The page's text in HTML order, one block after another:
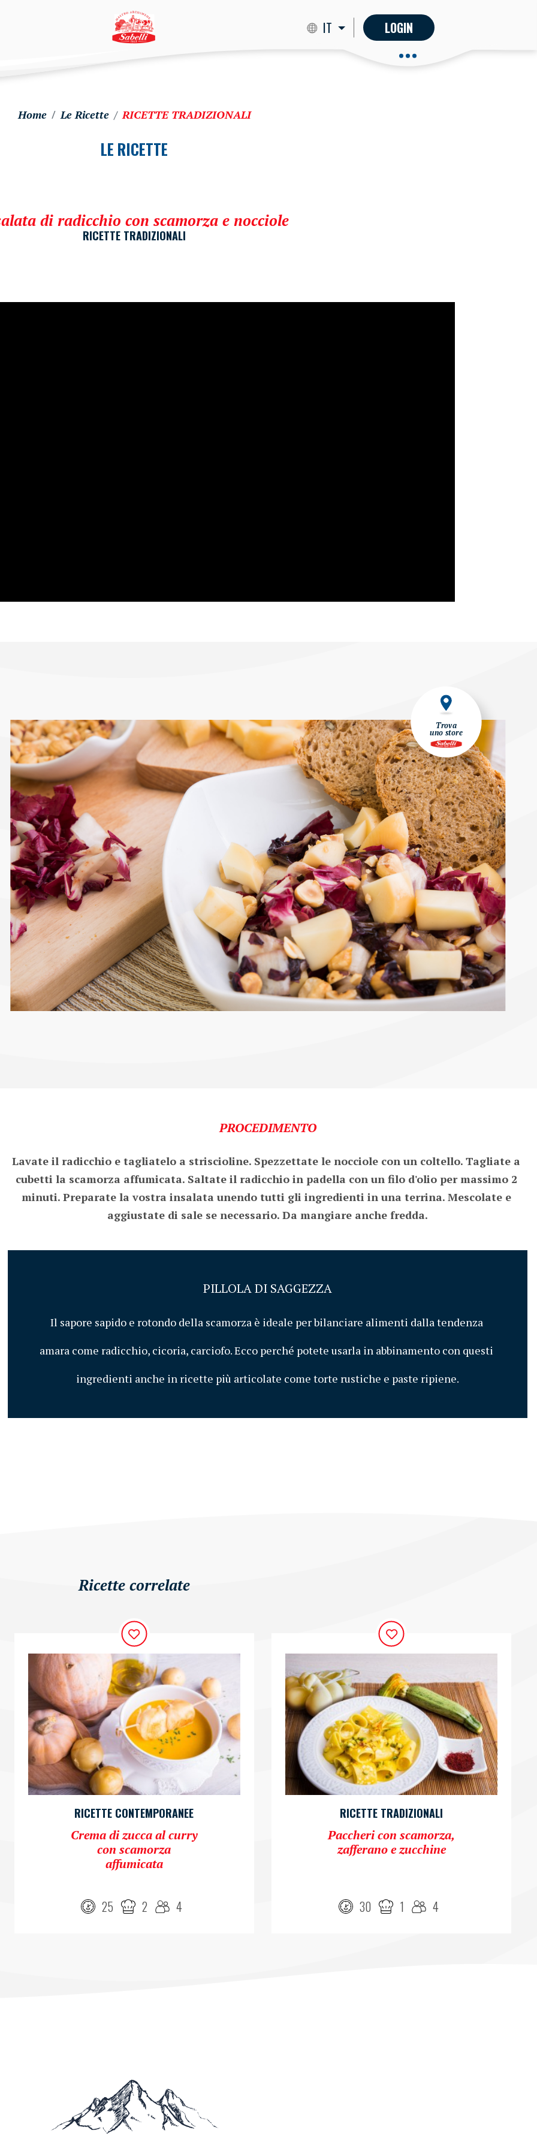
IT LOGIN
Trova
uno store
Home Le Ricette RICETTE TRADIZIONALI
LE RICETTE
di radicchio con scamorza e nocciole
RICETTE TRADIZIONALI
PROCEDIMENTO
Lavate il radicchio e tagliatelo a striscioline. Spezzettate le nocciole con un coltello. Tagliate a
cubetti la scamorza affumicata. Saltate il radicchio in padella con un filo d'olio per massimo 2
minuti. Preparate la vostra insalata unendo tutti gli ingredienti in una terrina. Mescolate e
aggiustate di sale se necessario. Da mangiare anche fredda.
PILLOLA DI SAGGEZZA
Il sapore sapido e rotondo della scamorza è ideale per bilanciare alimenti dalla tendenza
amara come radicchio, cicoria, carciofo. Ecco perché potete usarla in abbinamento con questi
ingredienti anche in ricette più articolate come torte rustiche e paste ripiene.
Ricette correlate
RICETTE CONTEMPORANEE
Crema di zucca al curry
con scamorza
affumicata
25 2 4
RICETTE TRADIZIONALI
Paccheri con scamorza,
zafferano e zucchine
30 1 4